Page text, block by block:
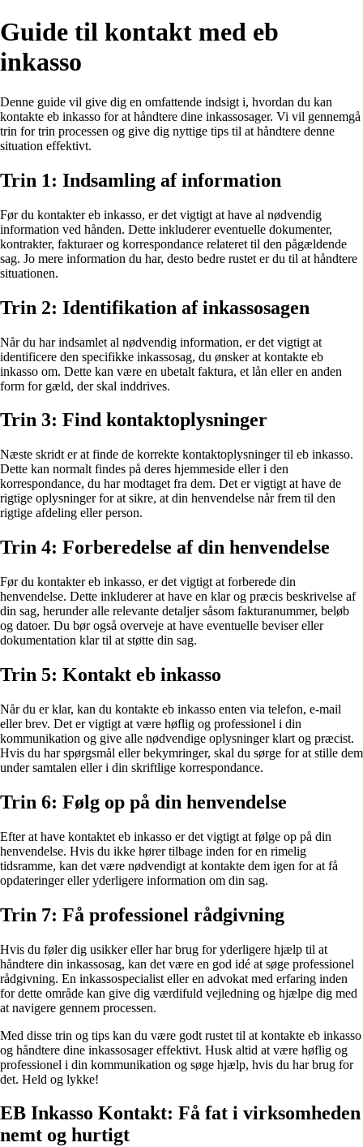
Guide til kontakt med eb
inkasso
Denne guide vil give dig en omfattende indsigt i, hvordan du kan
kontakte eb inkasso for at håndtere dine inkassosager. Vi vil gennemgå
trin for trin processen og give dig nyttige tips til at håndtere denne
situation effektivt.
Trin 1: Indsamling af information
Før du kontakter eb inkasso, er det vigtigt at have al nødvendig
information ved hånden. Dette inkluderer eventuelle dokumenter,
kontrakter, fakturaer og korrespondance relateret til den pågældende
sag. Jo mere information du har, desto bedre rustet er du til at håndtere
situationen.
Trin 2: Identifikation af inkassosagen
Når du har indsamlet al nødvendig information, er det vigtigt at
identificere den specifikke inkassosag, du ønsker at kontakte eb
inkasso om. Dette kan være en ubetalt faktura, et lån eller en anden
form for gæld, der skal inddrives.
Trin 3: Find kontaktoplysninger
Næste skridt er at finde de korrekte kontaktoplysninger til eb inkasso.
Dette kan normalt findes på deres hjemmeside eller i den
korrespondance, du har modtaget fra dem. Det er vigtigt at have de
rigtige oplysninger for at sikre, at din henvendelse når frem til den
rigtige afdeling eller person.
Trin 4: Forberedelse af din henvendelse
Før du kontakter eb inkasso, er det vigtigt at forberede din
henvendelse. Dette inkluderer at have en klar og præcis beskrivelse af
din sag, herunder alle relevante detaljer såsom fakturanummer, beløb
og datoer. Du bør også overveje at have eventuelle beviser eller
dokumentation klar til at støtte din sag.
Trin 5: Kontakt eb inkasso
Når du er klar, kan du kontakte eb inkasso enten via telefon, e-mail
eller brev. Det er vigtigt at være høflig og professionel i din
kommunikation og give alle nødvendige oplysninger klart og præcist.
Hvis du har spørgsmål eller bekymringer, skal du sørge for at stille dem
under samtalen eller i din skriftlige korrespondance.
Trin 6: Følg op på din henvendelse
Efter at have kontaktet eb inkasso er det vigtigt at følge op på din
henvendelse. Hvis du ikke hører tilbage inden for en rimelig
tidsramme, kan det være nødvendigt at kontakte dem igen for at få
opdateringer eller yderligere information om din sag.
Trin 7: Få professionel rådgivning
Hvis du føler dig usikker eller har brug for yderligere hjælp til at
håndtere din inkassosag, kan det være en god idé at søge professionel
rådgivning. En inkassospecialist eller en advokat med erfaring inden
for dette område kan give dig værdifuld vejledning og hjælpe dig med
at navigere gennem processen.
Med disse trin og tips kan du være godt rustet til at kontakte eb inkasso
og håndtere dine inkassosager effektivt. Husk altid at være høflig og
professionel i din kommunikation og søge hjælp, hvis du har brug for
det. Held og lykke!
EB Inkasso Kontakt: Få fat i virksomheden
nemt og hurtigt